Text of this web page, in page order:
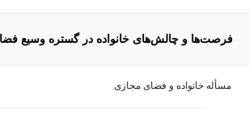
فرصت‌ها و چالش‌های خانواده در گستره وسیع
مسأله خانواده و فضای مجازی